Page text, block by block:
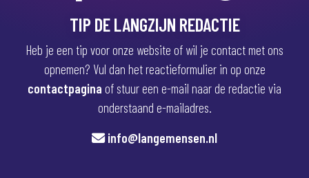
TIP DE LANGZIJN REDACTIE
Heb je een tip voor onze website of wil je contact met ons
opnemen? Vul dan het reactieformulier in op onze
contactpagina of stuur een e-mail naar de redactie via
onderstaand e-mailadres.
info@langemensen.nl